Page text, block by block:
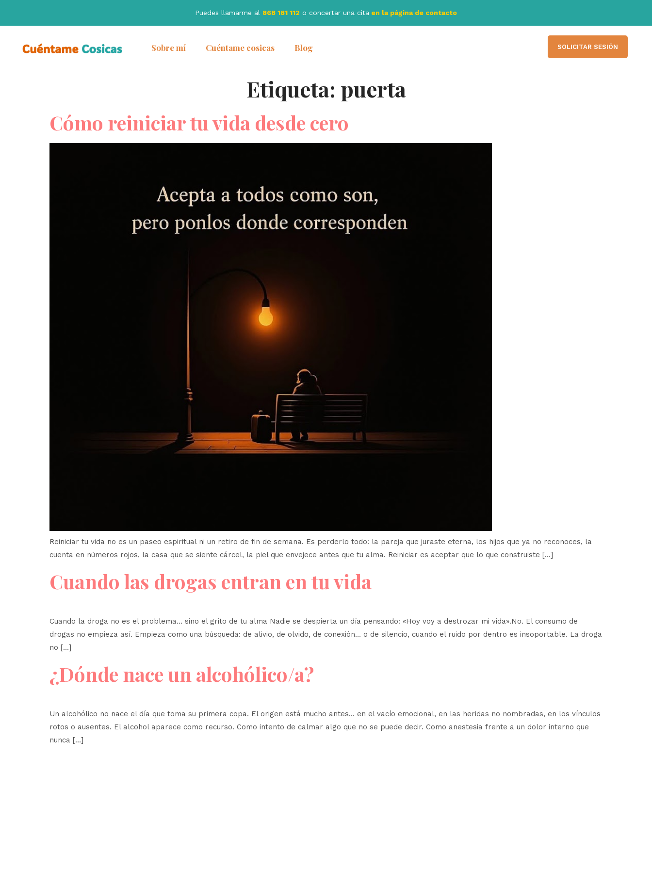
Puedes llamarme al 868 181 112 o concertar una cita en la página de contacto
Sobre mí Cuéntame cosicas Blog SOLICITAR SESIÓN
Etiqueta: puerta
Cómo reiniciar tu vida desde cero
Reiniciar tu vida no es un paseo espiritual ni un retiro de fin de semana. Es perderlo todo: la pareja que juraste eterna, los hijos que ya no reconoces, la
cuenta en números rojos, la casa que se siente cárcel, la piel que envejece antes que tu alma. Reiniciar es aceptar que lo que construiste […]
Cuando las drogas entran en tu vida
Cuando la droga no es el problema… sino el grito de tu alma Nadie se despierta un día pensando: «Hoy voy a destrozar mi vida».No. El consumo de
drogas no empieza así. Empieza como una búsqueda: de alivio, de olvido, de conexión… o de silencio, cuando el ruido por dentro es insoportable. La droga
no […]
¿Dónde nace un alcohólico/a?
Un alcohólico no nace el día que toma su primera copa. El origen está mucho antes… en el vacío emocional, en las heridas no nombradas, en los vínculos
rotos o ausentes. El alcohol aparece como recurso. Como intento de calmar algo que no se puede decir. Como anestesia frente a un dolor interno que
nunca […]